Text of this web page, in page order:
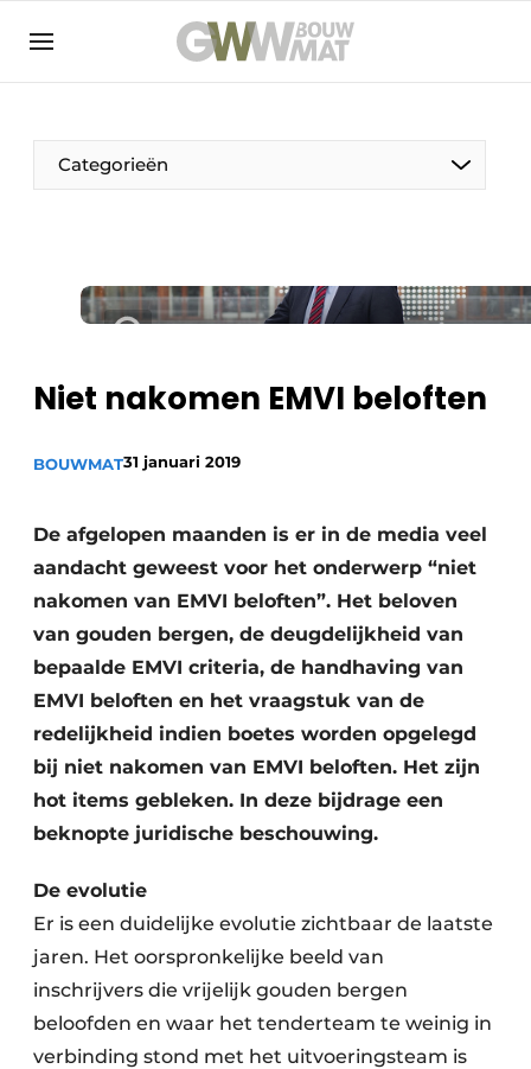
NL EN
Categorieën
De Pen
Duurzaamheid & Innovatie
Fundering
Sloop & Recycling
Bouwtransport
Machines & Materieel
Niet nakomen EMVI beloften
BOUWMAT31 januari 2019
De afgelopen maanden is er in de media veel
aandacht geweest voor het onderwerp “niet
nakomen van EMVI beloften”. Het beloven
van gouden bergen, de deugdelijkheid van
bepaalde EMVI criteria, de handhaving van
EMVI beloften en het vraagstuk van de
redelijkheid indien boetes worden opgelegd
bij niet nakomen van EMVI beloften. Het zijn
hot items gebleken. In deze bijdrage een
beknopte juridische beschouwing.
De evolutie
Er is een duidelijke evolutie zichtbaar de laatste
jaren. Het oorspronkelijke beeld van
inschrijvers die vrijelijk gouden bergen
beloofden en waar het tenderteam te weinig in
verbinding stond met het uitvoeringsteam is